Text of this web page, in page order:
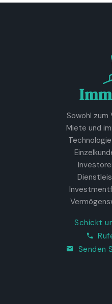
Sowohl zum
Miete und
Schickt
Senden